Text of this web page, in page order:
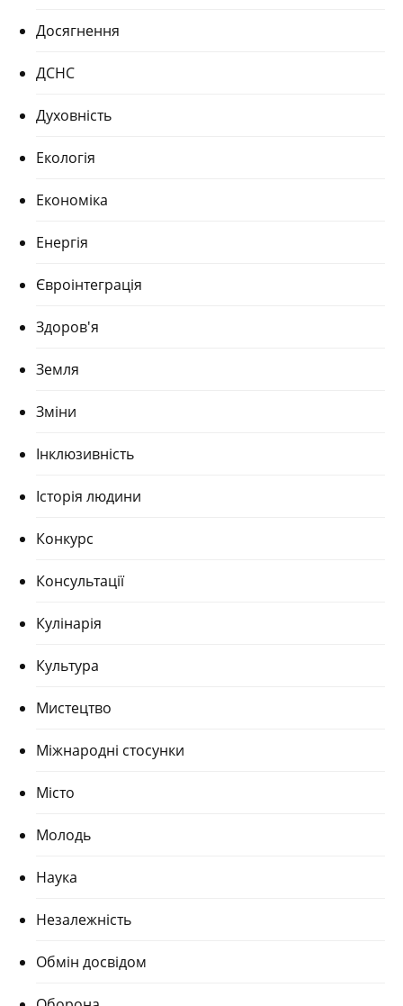
Досягнення
ДСНС
Духовність
Екологія
Економіка
Енергія
Євроінтеграція
Здоров'я
Земля
Зміни
Інклюзивність
Історія людини
Конкурс
Консультації
Кулінарія
Культура
Мистецтво
Міжнародні стосунки
Місто
Молодь
Наука
Незалежність
Обмін досвідом